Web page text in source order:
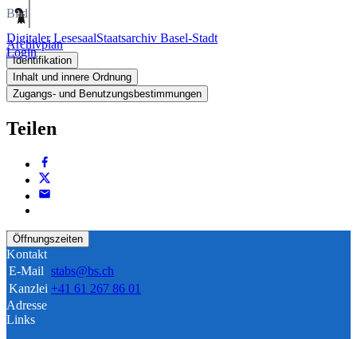
Digitaler LesesaalStaatsarchiv Basel-Stadt
Login
Bild
Archivplan
Identifikation
Inhalt und innere Ordnung
Zugangs- und Benutzungsbestimmungen
Teilen
Öffnungszeiten
Kontakt
E-Mail stabs@bs.ch
Kanzlei +41 61 267 86 01
Adresse
Links